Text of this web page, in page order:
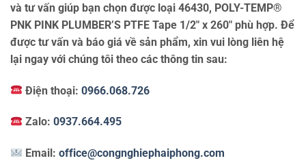
và tư vấn giúp bạn chọn được loại 46430, POLY-TEMP®
PNK PINK PLUMBER’S PTFE Tape 1/2″ x 260″ phù hợp. Để
được tư vấn và báo giá về sản phẩm, xin vui lòng liên hệ
lại ngay với chúng tôi theo các thông tin sau:
Điện thoại:0966.068.726
Zalo:0937.664.495
Email:office@congnghiephaiphong.com